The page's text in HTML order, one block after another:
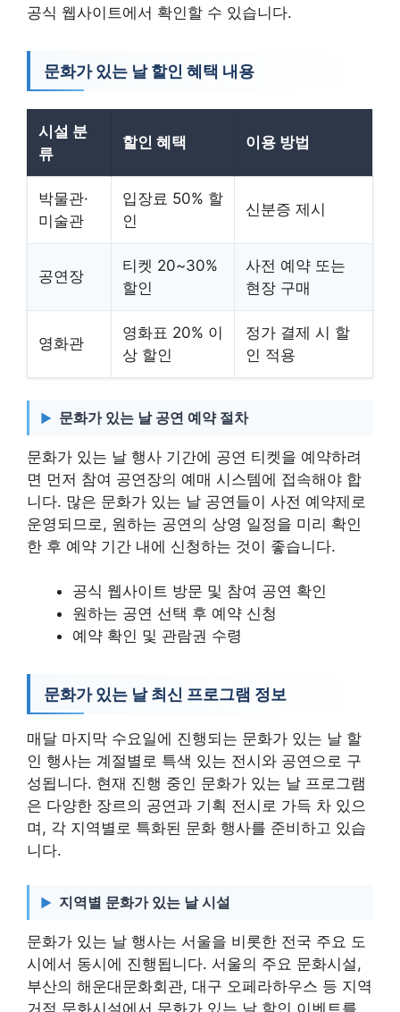
공식 웹사이트에서 확인할 수 있습니다.
문화가 있는 날 할인 혜택 내용
시설 분
류
할인 혜택 이용 방법
박물관·
미술관
입장료 50% 할
인
신분증 제시
공연장
티켓 20~30%
할인
사전 예약 또는
현장 구매
영화관
영화표 20% 이
상 할인
정가 결제 시 할
인 적용
문화가 있는 날 공연 예약 절차
문화가 있는 날 행사 기간에 공연 티켓을 예약하려
면 먼저 참여 공연장의 예매 시스템에 접속해야 합
니다. 많은 문화가 있는 날 공연들이 사전 예약제로
운영되므로, 원하는 공연의 상영 일정을 미리 확인
한 후 예약 기간 내에 신청하는 것이 좋습니다.
공식 웹사이트 방문 및 참여 공연 확인
원하는 공연 선택 후 예약 신청
예약 확인 및 관람권 수령
문화가 있는 날 최신 프로그램 정보
매달 마지막 수요일에 진행되는 문화가 있는 날 할
인 행사는 계절별로 특색 있는 전시와 공연으로 구
성됩니다. 현재 진행 중인 문화가 있는 날 프로그램
은 다양한 장르의 공연과 기획 전시로 가득 차 있으
며, 각 지역별로 특화된 문화 행사를 준비하고 있습
니다.
지역별 문화가 있는 날 시설
문화가 있는 날 행사는 서울을 비롯한 전국 주요 도
시에서 동시에 진행됩니다. 서울의 주요 문화시설,
부산의 해운대문화회관, 대구 오페라하우스 등 지역
거점 문화시설에서 문화가 있는 날 할인 이벤트를